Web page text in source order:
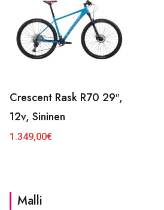
Crescent Rask R70 29″,
12v, Sininen
1.349,00€
Malli